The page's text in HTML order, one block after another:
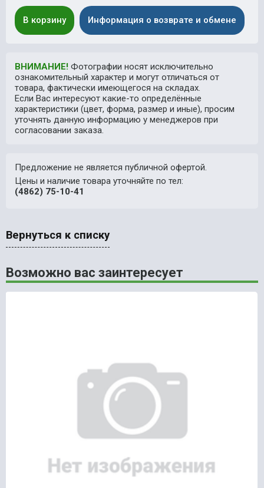
В корзину Информация о возврате и обмене
ВНИМАНИЕ! Фотографии носят исключительно
ознакомительный характер и могут отличаться от
товара, фактически имеющегося на складах.
Если Вас интересуют какие-то определённые
характеристики (цвет, форма, размер и иные), просим
уточнять данную информацию у менеджеров при
согласовании заказа.
Предложение не является публичной офертой.
Цены и наличие товара уточняйте по тел:
(4862) 75-10-41
Вернуться к списку
Возможно вас заинтересует